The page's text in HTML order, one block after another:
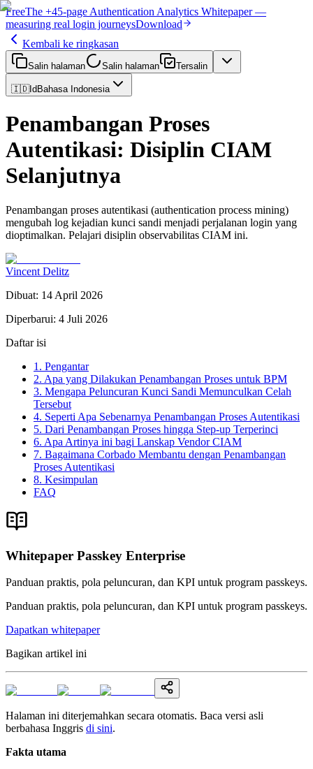
FreeThe +45-page Authentication Analytics Whitepaper —
measuring real login journeysDownload
Kembali ke ringkasan
Salin halaman Salin halaman Tersalin
🇮🇩Id Bahasa Indonesia
Penambangan Proses
Autentikasi: Disiplin CIAM
Selanjutnya
Penambangan proses autentikasi (authentication process mining)
mengubah log kejadian kunci sandi menjadi perjalanan login yang
dioptimalkan. Pelajari disiplin observabilitas CIAM ini.
Vincent Delitz
Dibuat: 14 April 2026
Diperbarui: 4 Juli 2026
Daftar isi
1. Pengantar
2. Apa yang Dilakukan Penambangan Proses untuk BPM
3. Mengapa Peluncuran Kunci Sandi Memunculkan Celah
Tersebut
4. Seperti Apa Sebenarnya Penambangan Proses Autentikasi
5. Dari Penambangan Proses hingga Step-up Terperinci
6. Apa Artinya ini bagi Lanskap Vendor CIAM
7. Bagaimana Corbado Membantu dengan Penambangan
Proses Autentikasi
8. Kesimpulan
FAQ
Whitepaper Passkey Enterprise
Panduan praktis, pola peluncuran, dan KPI untuk program passkeys.
Panduan praktis, pola peluncuran, dan KPI untuk program passkeys.
Dapatkan whitepaper
Bagikan artikel ini
Halaman ini diterjemahkan secara otomatis. Baca versi asli
berbahasa Inggris di sini.
Fakta utama